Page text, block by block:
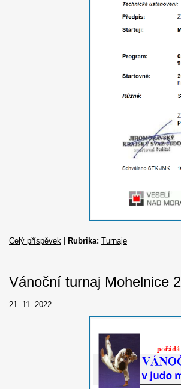
Celý příspěvek Rubrika: Turnaje
Vánoční turnaj Mohelnice
21. 11. 2022